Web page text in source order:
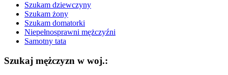
Szukam dziewczyny
Szukam żony
Szukam domatorki
Niepełnosprawni mężczyźni
Samotny tata
Szukaj mężczyzn w woj.: